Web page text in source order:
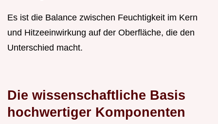
Es ist die Balance zwischen Feuchtigkeit im Kern
und Hitzeeinwirkung auf der Oberfläche, die den
Unterschied macht.
Die wissenschaftliche Basis
hochwertiger Komponenten